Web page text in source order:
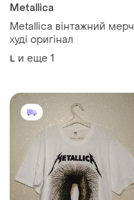
Metallica
Metallica вінтажний мерч
худі оригінал
L и еще 1